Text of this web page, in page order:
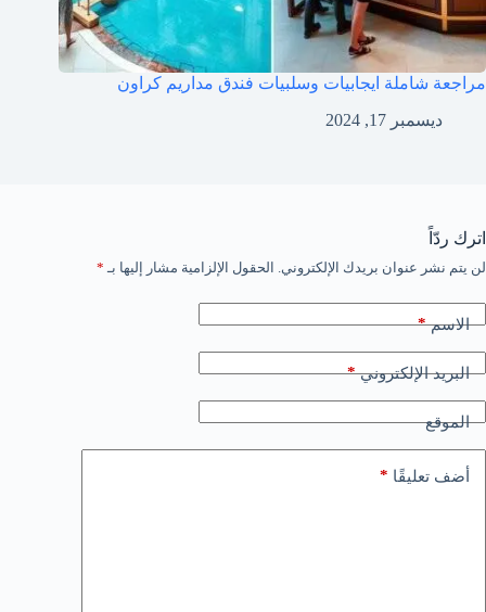
مراجعة شاملة ايجابيات وسلبيات فندق مداريم كراون
ديسمبر 17, 2024
اترك ردّاً
لن يتم نشر عنوان بريدك الإلكتروني. الحقول الإلزامية مشار إليها بـ *
الاسم*
البريد الإلكتروني*
الموقع
أضف تعليقًا *